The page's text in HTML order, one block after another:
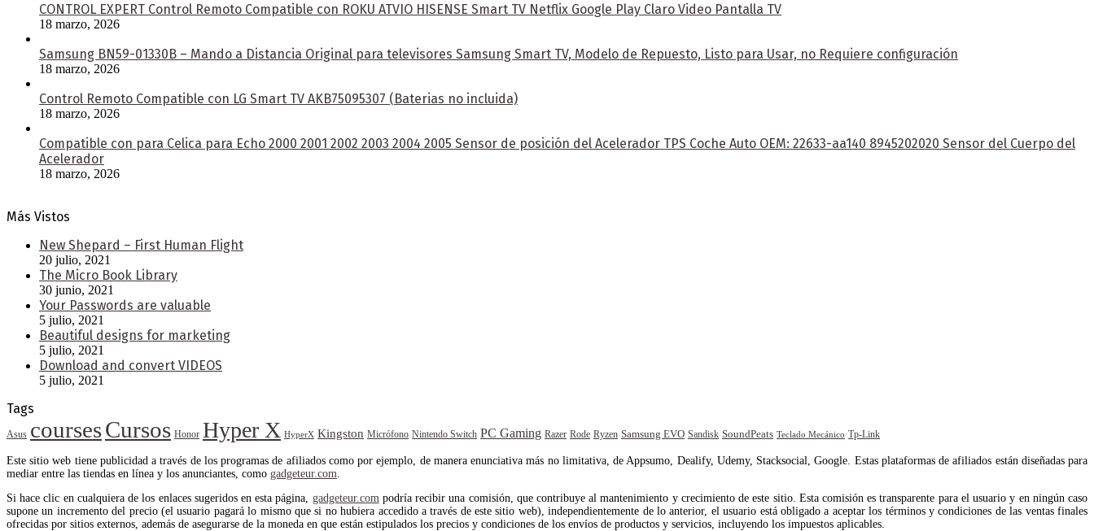
CONTROL EXPERT Control Remoto Compatible con ROKU ATVIO HISENSE Smart TV Netflix Google Play Claro Video Pantalla TV
18 marzo, 2026
Samsung BN59-01330B – Mando a Distancia Original para televisores Samsung Smart TV, Modelo de Repuesto, Listo para Usar, no Requiere configuración
18 marzo, 2026
Control Remoto Compatible con LG Smart TV AKB75095307 (Baterias no incluida)
18 marzo, 2026
Compatible con para Celica para Echo 2000 2001 2002 2003 2004 2005 Sensor de posición del Acelerador TPS Coche Auto OEM: 22633-aa140 8945202020 Sensor del Cuerpo del
Acelerador
18 marzo, 2026
Más Vistos
New Shepard – First Human Flight
20 julio, 2021
The Micro Book Library
30 junio, 2021
Your Passwords are valuable
5 julio, 2021
Beautiful designs for marketing
5 julio, 2021
Download and convert VIDEOS
5 julio, 2021
Tags
Asus coursesCursos Honor Hyper X HyperX Kingston Micrófono Nintendo Switch PC Gaming Razer Rode Ryzen Samsung EVO Sandisk SoundPeats Teclado Mecánico Tp-Link
Este sitio web tiene publicidad a través de los programas de afiliados como por ejemplo, de manera enunciativa más no limitativa, de Appsumo, Dealify, Udemy, Stacksocial, Google. Estas plataformas de afiliados están diseñadas para
mediar entre las tiendas en línea y los anunciantes, como gadgeteur.com
Si hace clic en cualquiera de los enlaces sugeridos en esta página, gadgeteur.com podría recibir una comisión, que contribuye al mantenimiento y crecimiento de este sitio. Esta comisión es transparente para el usuario y en ningún caso
supone un incremento del precio (el usuario pagará lo mismo que si no hubiera accedido a través de este sitio web), independientemente de lo anterior, el usuario está obligado a aceptar los términos y condiciones de las ventas finales
ofrecidas por sitios externos, además de asegurarse de la moneda en que están estipulados los precios y condiciones de los envíos de productos y servicios, incluyendo los impuestos aplicables.